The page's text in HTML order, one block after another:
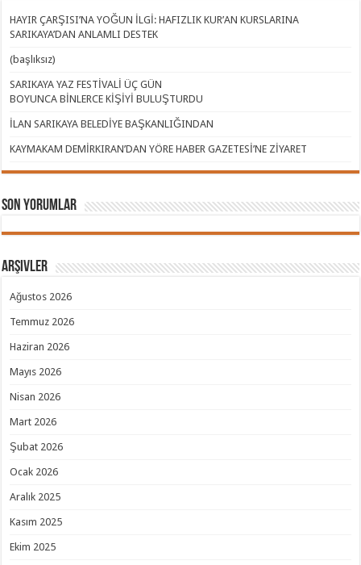
HAYIR ÇARŞISI’NA YOĞUN İLGİ: HAFIZLIK KUR’AN KURSLARINA
SARIKAYA’DAN ANLAMLI DESTEK
(başlıksız)
SARIKAYA YAZ FESTİVALİ ÜÇ GÜN
BOYUNCA BİNLERCE KİŞİYİ BULUŞTURDU
İLAN SARIKAYA BELEDİYE BAŞKANLIĞINDAN
KAYMAKAM DEMİRKIRAN’DAN YÖRE HABER GAZETESİ’NE ZİYARET
Son Yorumlar
Arşivler
Ağustos 2026
Temmuz 2026
Haziran 2026
Mayıs 2026
Nisan 2026
Mart 2026
Şubat 2026
Ocak 2026
Aralık 2025
Kasım 2025
Ekim 2025